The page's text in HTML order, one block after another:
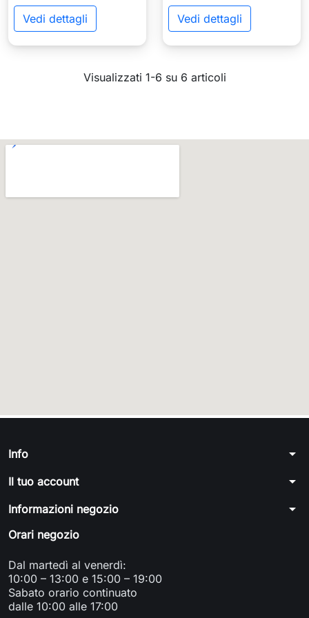
Vedi dettagli Vedi dettagli
Visualizzati 1-6 su 6 articoli
Info arrow_drop_down
Il tuo account arrow_drop_down
Informazioni negozio arrow_drop_down
Orari negozio
Dal martedì al venerdì:
10:00 – 13:00 e 15:00 – 19:00
Sabato orario continuato
dalle 10:00 alle 17:00